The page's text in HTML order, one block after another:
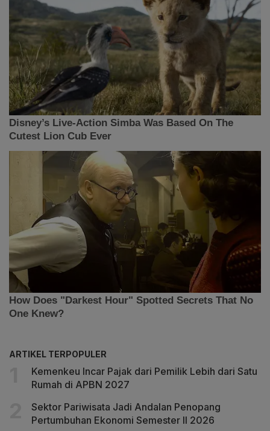
ARTIKEL TERPOPULER
Kemenkeu Incar Pajak dari Pemilik Lebih dari Satu
Rumah di APBN 2027
Sektor Pariwisata Jadi Andalan Penopang
Pertumbuhan Ekonomi Semester II 2026